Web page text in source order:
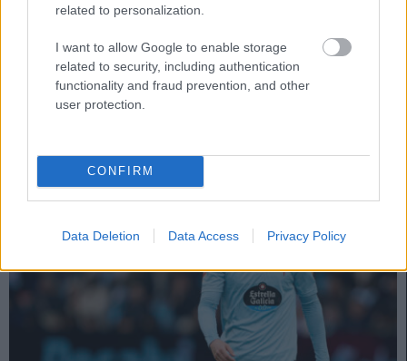
related to personalization.
I want to allow Google to enable storage
related to security, including authentication
functionality and fraud prevention, and other
user protection.
CONFIRM
Data Deletion Data Access Privacy Policy
6. abril 2025 Por Jesus Gallo|
Menos de 2 millones de euros de valor de mercado y 9 o más puntos en
la jornada 30 de Comunio. Estos cuatro jugadores pueden revalorizarse
en los próximos días.